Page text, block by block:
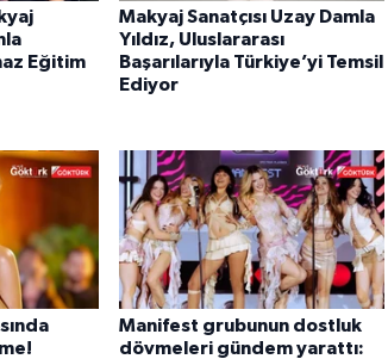
Eğitim
Makyaj Sanatçısı Uzay Damla
Yıldız, Uluslararası
Başarılarıyla Türkiye’yi Temsil
Ediyor
Manifest grubunun dostluk
dövmeleri gündem yarattı: